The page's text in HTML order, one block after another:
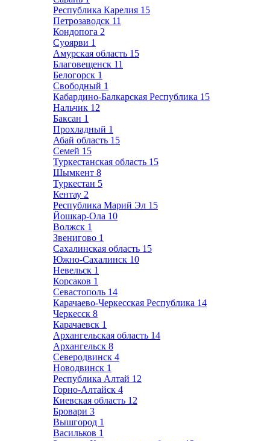
Республика Карелия 15
Петрозаводск 11
Кондопога 2
Суоярви 1
Амурская область 15
Благовещенск 11
Белогорск 1
Свободный 1
Кабардино-Балкарская Республика 15
Нальчик 12
Баксан 1
Прохладный 1
Абай область 15
Семей 15
Туркестанская область 15
Шымкент 8
Туркестан 5
Кентау 2
Республика Марий Эл 15
Йошкар-Ола 10
Волжск 1
Звенигово 1
Сахалинская область 15
Южно-Сахалинск 10
Невельск 1
Корсаков 1
Севастополь 14
Карачаево-Черкесская Республика 14
Черкесск 8
Карачаевск 1
Архангельская область 14
Архангельск 8
Северодвинск 4
Новодвинск 1
Республика Алтай 12
Горно-Алтайск 4
Киевская область 12
Бровари 3
Вышгород 1
Васильков 1